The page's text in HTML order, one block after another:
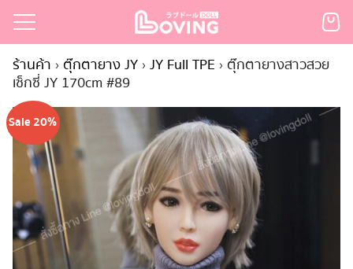
Skip
content
ก
ามแบรนด์
สั่งซื้อ
ะเงิน
า
for:
ร้านค้า › ตุ๊กตายาง JY › JY Full TPE › ตุ๊กตายางสาวสวย
เซ็กซี่ JY 170cm #89
Sale 20%